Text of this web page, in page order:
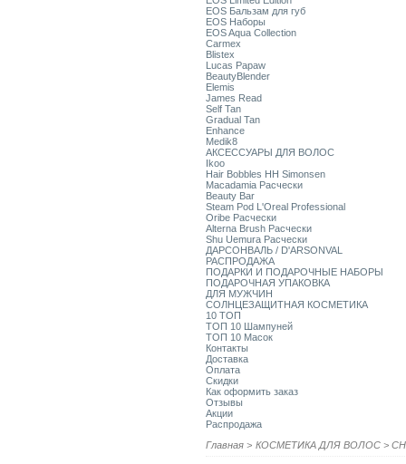
EOS Бальзам для губ
EOS Наборы
EOS Aqua Collection
Carmex
Blistex
Lucas Papaw
BeautyBlender
Elemis
James Read
Self Tan
Gradual Tan
Enhance
Medik8
АКСЕССУАРЫ ДЛЯ ВОЛОС
Ikoo
Hair Bobbles HH Simonsen
Macadamia Расчески
Beauty Bar
Steam Pod L'Oreal Professional
Oribe Расчески
Alterna Brush Расчески
Shu Uemura Расчески
ДАРСОНВАЛЬ / D'ARSONVAL
РАСПРОДАЖА
ПОДАРКИ И ПОДАРОЧНЫЕ НАБОРЫ
ПОДАРОЧНАЯ УПАКОВКА
ДЛЯ МУЖЧИН
СОЛНЦЕЗАЩИТНАЯ КОСМЕТИКА
10 ТОП
ТОП 10 Шампуней
ТОП 10 Масок
Контакты
Доставка
Оплата
Скидки
Как оформить заказ
Отзывы
Акции
Распродажа
Главная > КОСМЕТИКА ДЛЯ ВОЛОС >